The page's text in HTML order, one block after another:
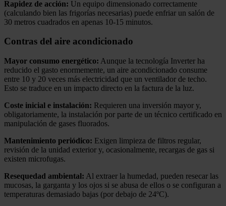
Rapidez de acción: Un equipo dimensionado correctamente
(calculando bien las frigorías necesarias) puede enfriar un salón de
30 metros cuadrados en apenas 10-15 minutos.
Contras del aire acondicionado
Mayor consumo energético: Aunque la tecnología Inverter ha
reducido el gasto enormemente, un aire acondicionado consume
entre 10 y 20 veces más electricidad que un ventilador de techo.
Esto se traduce en un impacto directo en la factura de la luz.
Coste inicial e instalación: Requieren una inversión mayor y,
obligatoriamente, la instalación por parte de un técnico certificado en
manipulación de gases fluorados.
Mantenimiento periódico: Exigen limpieza de filtros regular,
revisión de la unidad exterior y, ocasionalmente, recargas de gas si
existen microfugas.
Resequedad ambiental: Al extraer la humedad, pueden resecar las
mucosas, la garganta y los ojos si se abusa de ellos o se configuran a
temperaturas demasiado bajas (por debajo de 24ºC).